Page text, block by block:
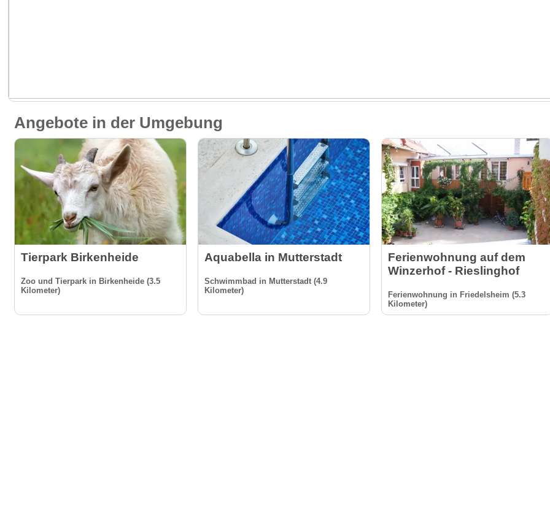
Angebote in der Umgebung
Tierpark Birkenheide
Zoo und Tierpark in Birkenheide (3.5
Kilometer)
Aquabella in Mutterstadt
Schwimmbad in Mutterstadt (4.9
Kilometer)
Ferienwohnung auf dem
Winzerhof - Rieslinghof
Ferienwohnung in Friedelsheim (5.3
Kilometer)